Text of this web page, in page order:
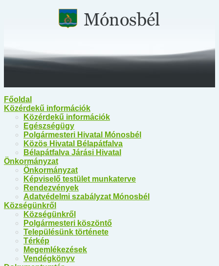
Főoldal
Közérdekű információk
Közérdekű információk
Egészségügy
Polgármesteri Hivatal Mónosbél
Közös Hivatal Bélapátfalva
Bélapátfalva Járási Hivatal
Önkormányzat
Önkormányzat
Képviselő testület munkaterve
Rendezvények
Adatvédelmi szabályzat Mónosbél
Községünkről
Községünkről
Polgármesteri köszöntő
Településünk története
Térkép
Megemlékezések
Vendégkönyv